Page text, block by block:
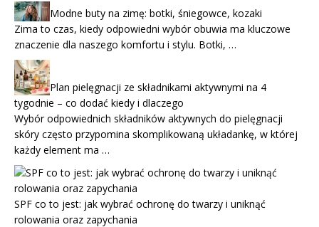
Modne buty na zimę: botki, śniegowce, kozaki
Zima to czas, kiedy odpowiedni wybór obuwia ma kluczowe
znaczenie dla naszego komfortu i stylu. Botki, …
Plan pielęgnacji ze składnikami aktywnymi na 4
tygodnie – co dodać kiedy i dlaczego
Wybór odpowiednich składników aktywnych do pielęgnacji
skóry często przypomina skomplikowaną układankę, w której
każdy element ma …
SPF co to jest: jak wybrać ochronę do twarzy i uniknąć
rolowania oraz zapychania